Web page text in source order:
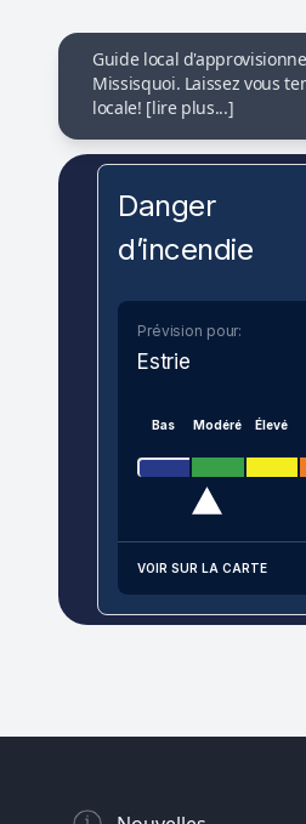
Guide local
Missisquoi. Laissez vous
locale! [lire plus...]
Danger
d’incendie
Prévision pour:
Estrie
Bas Modéré Élevé
VOIR SUR LA CARTE